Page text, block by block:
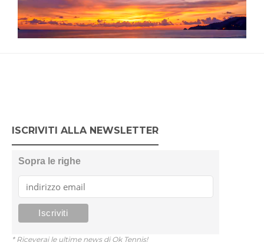
ISCRIVITI ALLA NEWSLETTER
Sopra le righe
* Riceverai le ultime news di Ok Tennis!